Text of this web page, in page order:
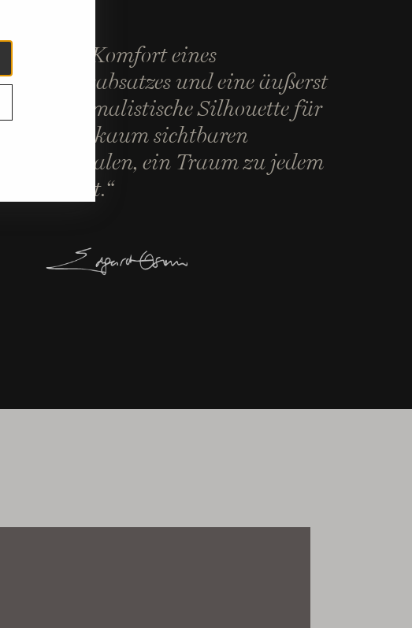
„Der Komfort eines
Blockabsatzes und eine äußerst
minimalistische Silhouette für
diese kaum sichtbaren
Sandalen, ein Traum zu jedem
Outfit.“